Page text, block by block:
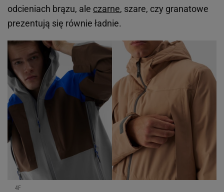
odcieniach brązu, ale czarne, szare, czy granatowe
prezentują się równie ładnie.
4F